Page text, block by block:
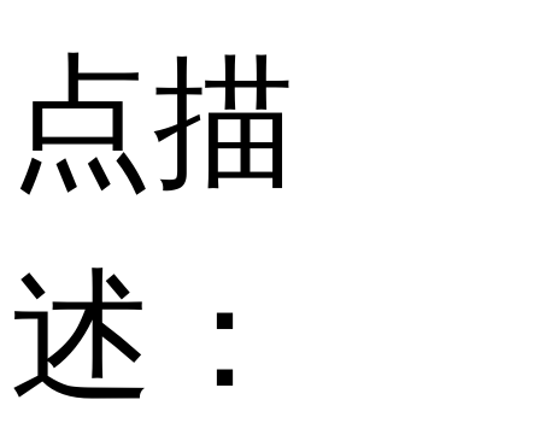
点描
述：